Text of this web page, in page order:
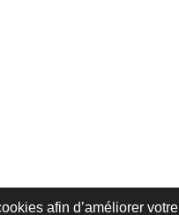
afin d’améliorer votre